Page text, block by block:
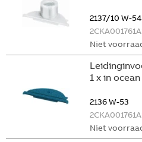
2137/10 W-54
Niet
1 x in ocean
2136 W-53
Niet